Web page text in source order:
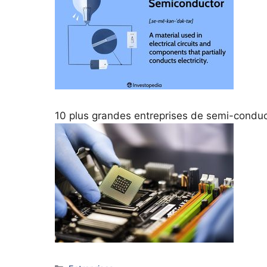
10 plus grandes entreprises de semi-